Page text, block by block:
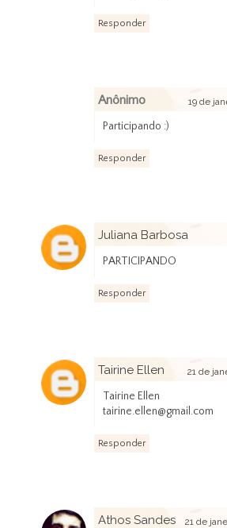
Responder
Anônimo 19 de
Participando :)
Responder
Juliana Barbosa
PARTICIPANDO
Responder
Tairine Ellen 21 de
Tairine Ellen
tairine.ellen@gmail.com
Responder
Athos Sandes 21 de